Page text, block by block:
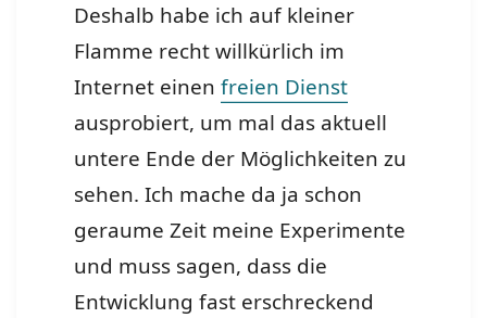
Deshalb habe ich auf kleiner
Flamme recht willkürlich im
Internet einenfreien Dienst
ausprobiert, um mal das aktuell
untere Ende der Möglichkeiten zu
sehen. Ich mache da ja schon
geraume Zeit meine Experimente
und muss sagen, dass die
Entwicklung fast erschreckend